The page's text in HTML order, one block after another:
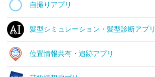
自撮りアプリ
髪型シミュレーション・髪型診断アプリ
位置情報共有・追跡アプリ